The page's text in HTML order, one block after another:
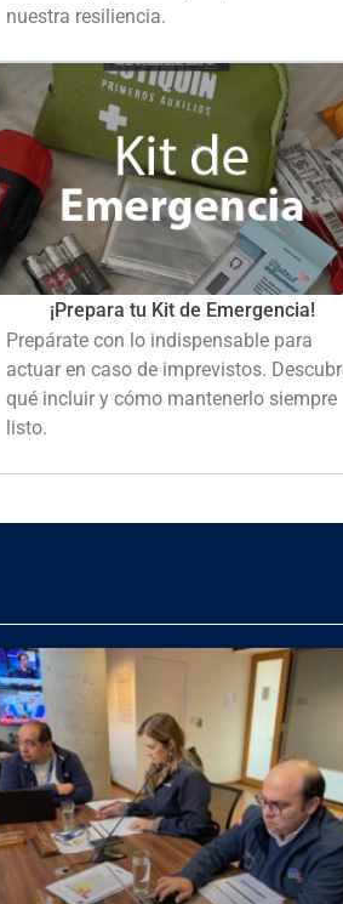
nuestra resiliencia.
¡Prepara tu Kit de Emergencia!
Prepárate con lo indispensable para
actuar en caso de imprevistos.
qué incluir y cómo mantenerlo siempre
listo.